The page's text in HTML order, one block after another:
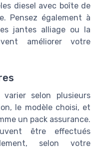
diesel avec boîte de
Pensez également à
jantes alliage ou la
améliorer votre
selon plusieurs
le modèle choisi, et
un pack assurance.
être effectués
selon votre